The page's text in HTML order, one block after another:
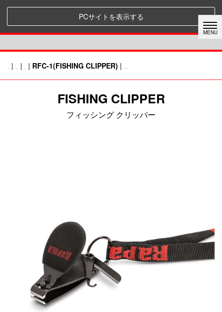
PCサイトを表示する
| | | RFC-1(FISHING CLIPPER) |
FISHING CLIPPER
フィッシング クリッパー